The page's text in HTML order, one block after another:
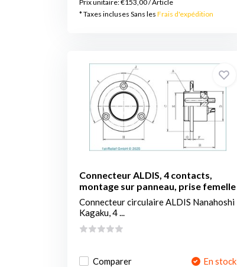
Prix unitaire:€153,00/Article
* Taxes incluses Sans les Frais d'expédition
Connecteur ALDIS, 4 contacts,
montage sur panneau, prise femelle
Connecteur circulaire ALDIS Nanahoshi
Kagaku, 4 ...
Comparer En stock